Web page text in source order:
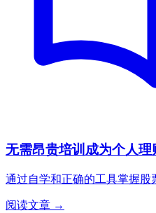
无需昂贵培训成为个人
通过自学和正确的工具掌握股
阅读文章 →